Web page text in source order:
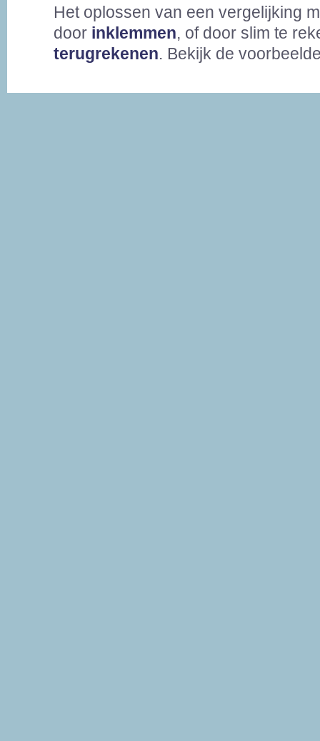
Het oplossen van een vergelijking
door inklemmen, of door slim te
terugrekenen. Bekijk de